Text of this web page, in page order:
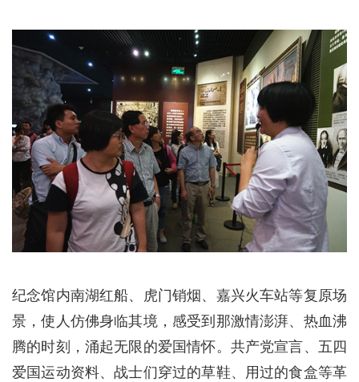
纪念馆内南湖红船、虎门销烟、嘉兴火车站等复原场
景，使人仿佛身临其境，感受到那激情澎湃、热血沸
腾的时刻，涌起无限的爱国情怀。共产党宣言、五四
爱国运动资料、战士们穿过的草鞋、用过的食盒等革